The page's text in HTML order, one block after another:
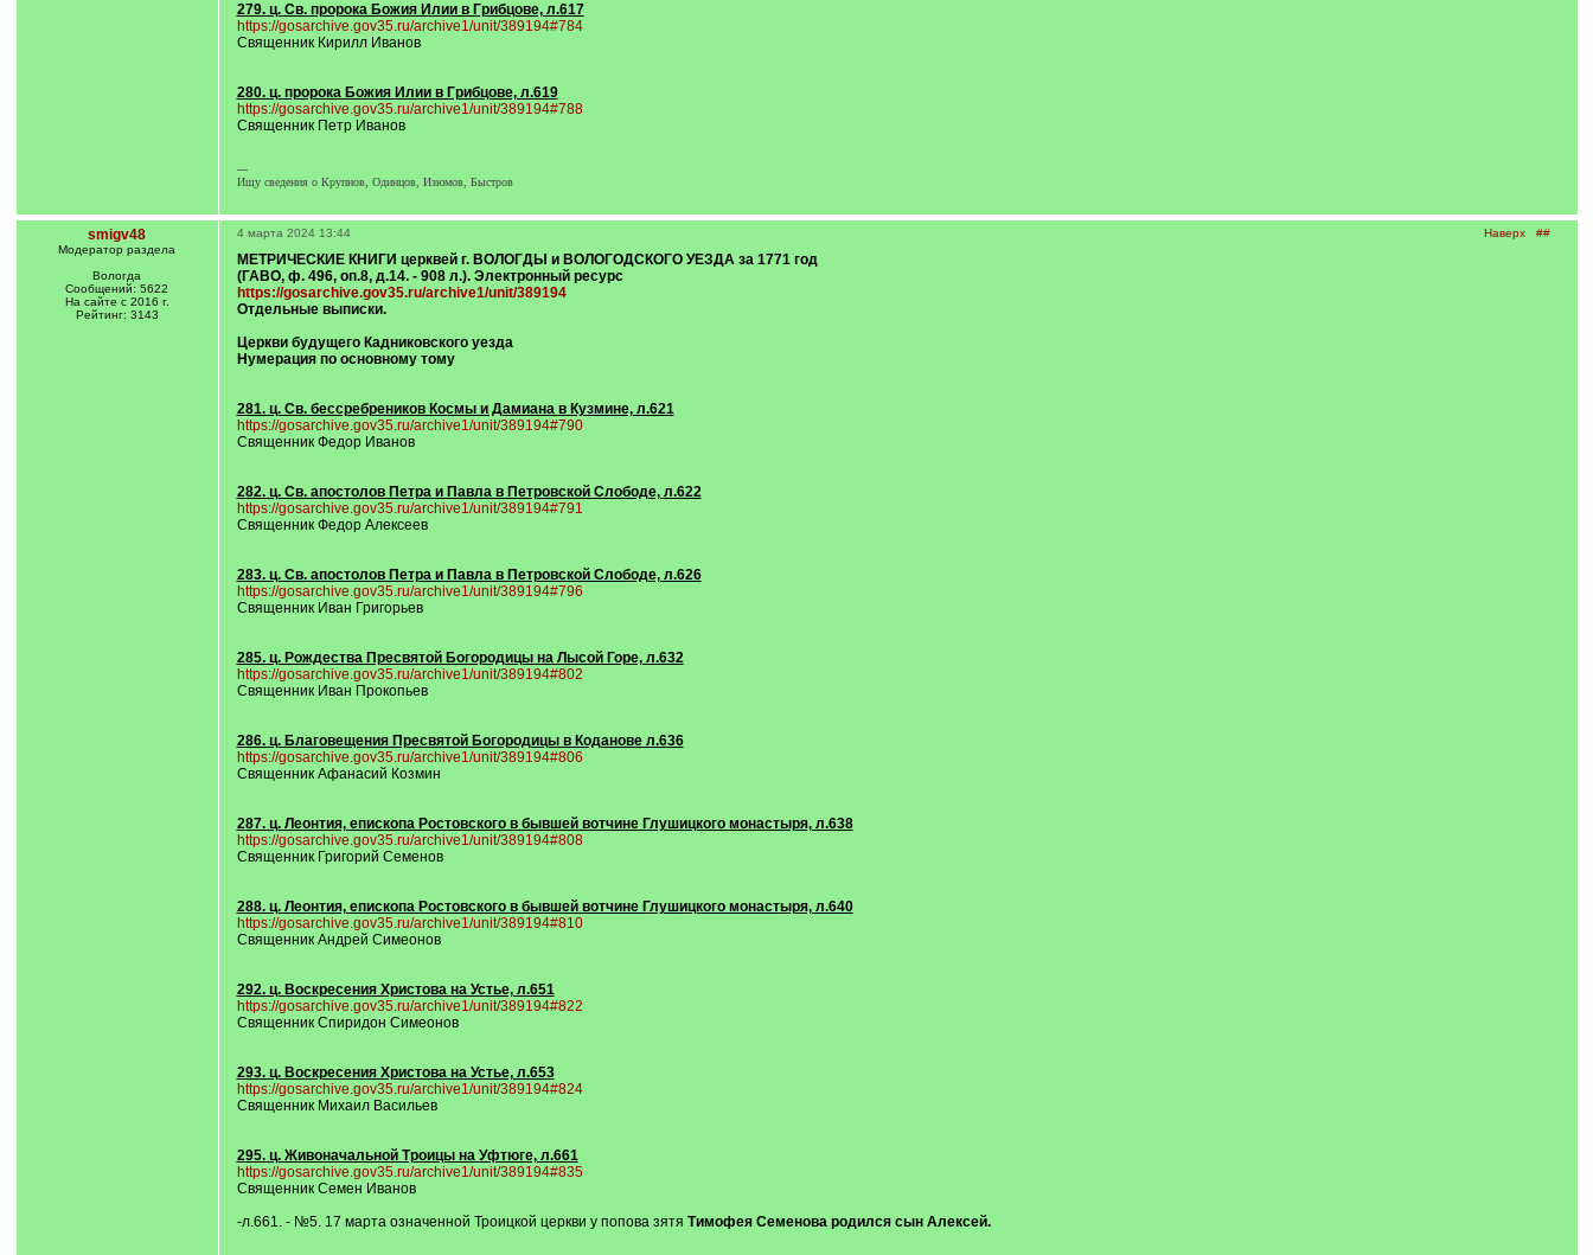
279. ц. Св. пророка Божия Илии в Грибцове, л.617
https://gosarchive.gov35.ru/archive1/unit/389194#784
Священник Кирилл Иванов
280. ц. пророка Божия Илии в Грибцове, л.619
https://gosarchive.gov35.ru/archive1/unit/389194#788
Священник Петр Иванов
---
Ищу сведения о Крупнов, Одинцов, Изюмов, Быстров
smigv48
Модератор раздела
Вологда
Сообщений: 5622
На сайте с 2016 г.
Рейтинг: 3143
Наверх ##
4 марта 2024 13:44
МЕТРИЧЕСКИЕ КНИГИ церквей г. ВОЛОГДЫ и ВОЛОГОДСКОГО УЕЗДА за 1771 год
(ГАВО, ф. 496, оп.8, д.14. - 908 л.). Электронный ресурс
https://gosarchive.gov35.ru/archive1/unit/389194
Отдельные выписки.
Церкви будущего Кадниковского уезда
Нумерация по основному тому
281. ц. Св. бессребреников Космы и Дамиана в Кузмине, л.621
https://gosarchive.gov35.ru/archive1/unit/389194#790
Священник Федор Иванов
282. ц. Св. апостолов Петра и Павла в Петровской Слободе, л.622
https://gosarchive.gov35.ru/archive1/unit/389194#791
Священник Федор Алексеев
283. ц. Св. апостолов Петра и Павла в Петровской Слободе, л.626
https://gosarchive.gov35.ru/archive1/unit/389194#796
Священник Иван Григорьев
285. ц. Рождества Пресвятой Богородицы на Лысой Горе, л.632
https://gosarchive.gov35.ru/archive1/unit/389194#802
Священник Иван Прокопьев
286. ц. Благовещения Пресвятой Богородицы в Коданове л.636
https://gosarchive.gov35.ru/archive1/unit/389194#806
Священник Афанасий Козмин
287. ц. Леонтия, епископа Ростовского в бывшей вотчине Глушицкого монастыря, л.638
https://gosarchive.gov35.ru/archive1/unit/389194#808
Священник Григорий Семенов
288. ц. Леонтия, епископа Ростовского в бывшей вотчине Глушицкого монастыря, л.640
https://gosarchive.gov35.ru/archive1/unit/389194#810
Священник Андрей Симеонов
292. ц. Воскресения Христова на Устье, л.651
https://gosarchive.gov35.ru/archive1/unit/389194#822
Священник Спиридон Симеонов
293. ц. Воскресения Христова на Устье, л.653
https://gosarchive.gov35.ru/archive1/unit/389194#824
Священник Михаил Васильев
295. ц. Живоначальной Троицы на Уфтюге, л.661
https://gosarchive.gov35.ru/archive1/unit/389194#835
Священник Семен Иванов
-л.661. - №5. 17 марта означенной Троицкой церкви у попова зятя Тимофея Семенова родился сын Алексей.